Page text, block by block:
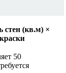
стен (кв.м) ×
50